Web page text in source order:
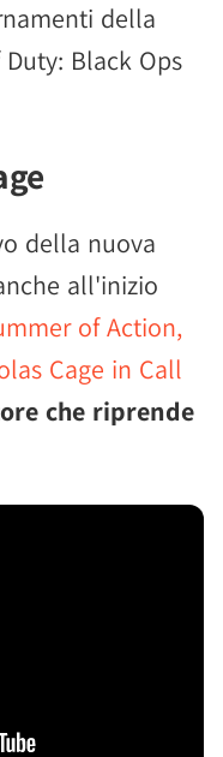
della
Black Ops
della nuova
all'inizio
of Action,
Cage in Call
che riprende